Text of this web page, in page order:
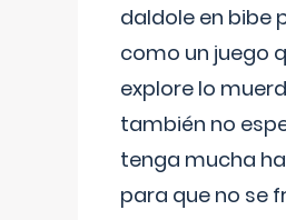
daldole en bibe
como un juego
explore lo
también no
tenga mucha
para que no se